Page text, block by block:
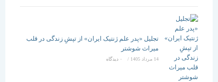
تجلیل «پدر علم ژنتیک ایران» از تپشِ زندگی در قلب
میراث شوشتر
14 مرداد 1405 / ۰ دیدگاه